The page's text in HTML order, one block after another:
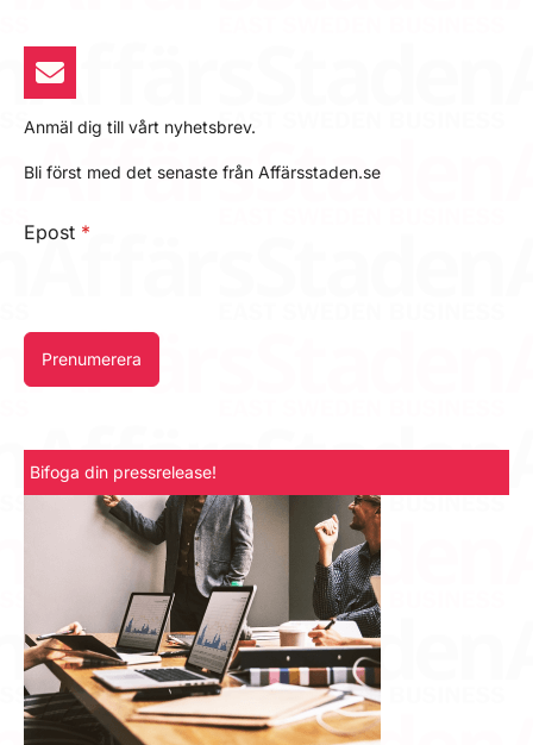
Anmäl dig till vårt nyhetsbrev.
Bli först med det senaste från Affärsstaden.se
Epost *
Prenumerera
Bifoga din pressrelease!